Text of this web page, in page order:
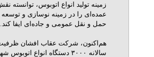
زمینه تولید انواع اتوبوس، توانسته
عمده‌ای را در زمینه نوسازی و توسعه
حمل و نقل عمومی و جاده‌ای ایفا کند.
هم‌اکنون، شرکت عقاب افشان ظرفیت
سالانه ۳۰۰۰ دستگاه انواع